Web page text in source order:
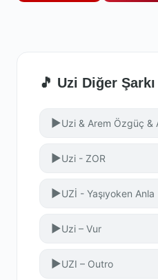
🎵 Uzi Diğer
▶Uzi & Arem Özgüç &
▶Uzi - ZOR
▶UZİ - Yaşıyoken Anla
▶Uzi – Vur
▶UZI – Outro